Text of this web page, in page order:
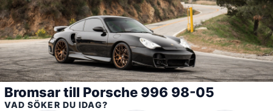
Bromsar till Porsche 996 98-05
VAD SÖKER DU IDAG?